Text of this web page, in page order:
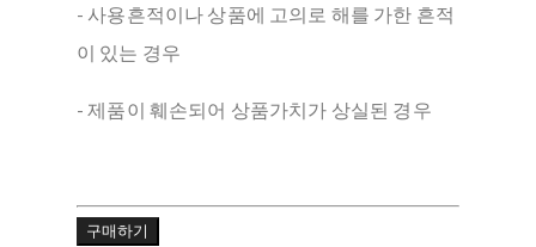
- 사용흔적이나 상품에 고의로 해를 가한 흔적
이 있는 경우
- 제품이 훼손되어 상품가치가 상실된 경우
구매하기